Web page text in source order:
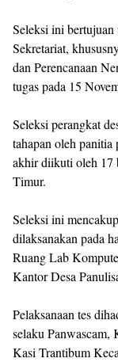
Seleksi ini bertujuan
Sekretariat,
dan Perencanaan
tugas pada 15
Seleksi perangkat
tahapan oleh panitia
akhir diikuti oleh 17
Timur.
Seleksi ini
dilaksanakan pada
Ruang Lab
Kantor Desa
Pelaksanaan tes
selaku Panwascam,
Kasi Trantibum